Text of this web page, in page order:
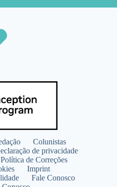
Colunistas
de privacidade
Política de Correções
Imprint
Fale Conosco